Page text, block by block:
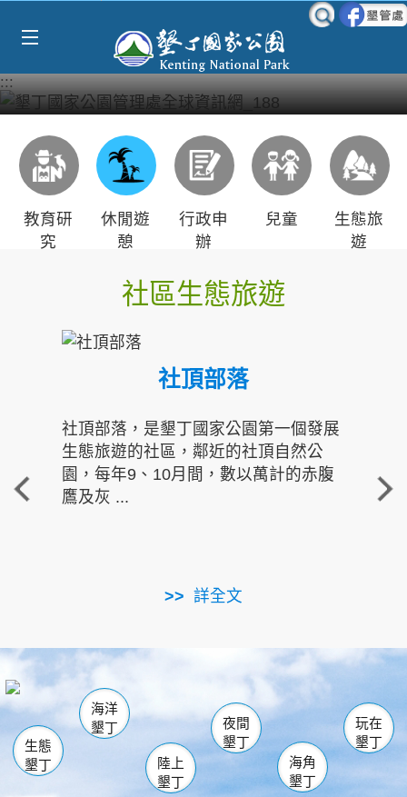
:::
教育研
究
休閒遊
憩
行政申
辦
兒童
生態旅
遊
社區生態旅遊
社頂部落
社頂部落，是墾丁國家公園第一個發展
生態旅遊的社區，鄰近的社頂自然公
園，每年9、10月間，數以萬計的赤腹
鷹及灰 ...
詳全文
重
走進
南仁湖
海生館
恆春 佳樂水
龍鑾潭自然中心 森林遊樂區
瓊麻館
關山 墾管處遊客中心
社頂公園 風吹沙
船帆石
白砂 龍磐公園
香蕉灣
砂島
鵝鑾鼻
生態
墾丁
海洋
墾丁
陸上
墾丁
夜間
墾丁
海角
墾丁
玩在
墾丁